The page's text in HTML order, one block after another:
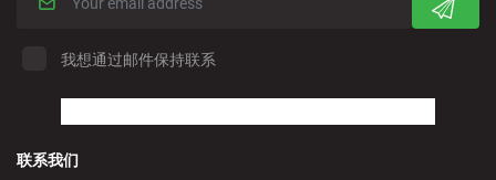
我想通过邮件保持联系
联系我们